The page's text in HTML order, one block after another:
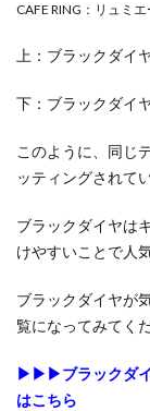
CAFE RING：リュミ
上：ブラックダイ
下：ブラックダイ
このように、同じ
ッティングされて
ブラックダイヤは
けやすいことで人
ブラックダイヤが
覧になってみてく
▶▶▶ブラックダイ
はこちら